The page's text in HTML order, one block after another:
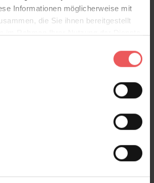
Informationen möglicherweise mit
die Sie ihnen bereitgestellt